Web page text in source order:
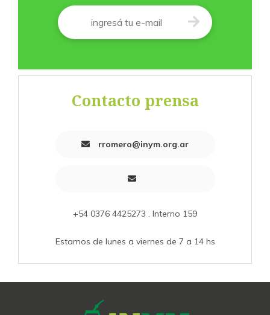
Correo
Contacto prensa
rromero@inym.org.ar
+54 0376 4425273 . Interno 159
Estamos de lunes a viernes de 7 a 14 hs